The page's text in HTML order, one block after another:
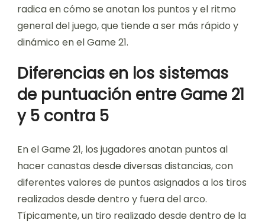
radica en cómo se anotan los puntos y el ritmo
general del juego, que tiende a ser más rápido y
dinámico en el Game 21.
Diferencias en los sistemas
de puntuación entre Game 21
y 5 contra 5
En el Game 21, los jugadores anotan puntos al
hacer canastas desde diversas distancias, con
diferentes valores de puntos asignados a los tiros
realizados desde dentro y fuera del arco.
Típicamente, un tiro realizado desde dentro de la